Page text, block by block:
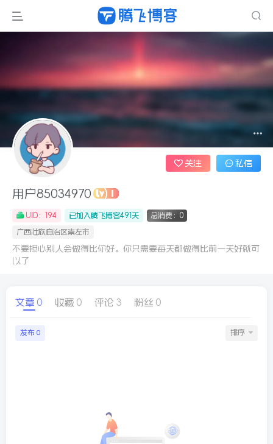
SVG波浪
用户85034970
UID：194 已加入腾飞博客491天 总消费：0
广西壮族自治区崇左市
不要担心别人会做得比你好。你只需要每天都做得比前一天好就可
以了
关注 私信
文章 0 收藏 0 评论 3 粉丝 0
发布 0 排序